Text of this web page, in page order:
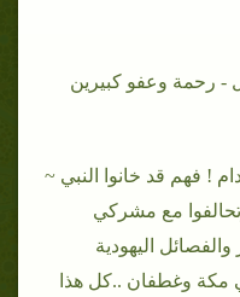
- رحمة وعفو كبيرين
! فهم قد خانوا النبي ~
مع مشركي
اليهودية
مكة وغطفان ..كل هذا